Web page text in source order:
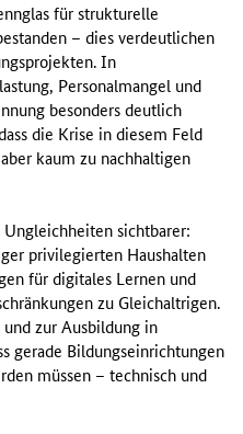
für strukturelle
– dies verdeutlichen
In
Personalmangel und
besonders deutlich
die Krise in diesem Feld
kaum zu nachhaltigen
sichtbarer:
privilegierten Haushalten
für digitales Lernen und
zu Gleichaltrigen.
zur Ausbildung in
gerade Bildungseinrichtungen
müssen – technisch und